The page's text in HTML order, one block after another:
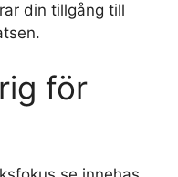
din tillgång till
för